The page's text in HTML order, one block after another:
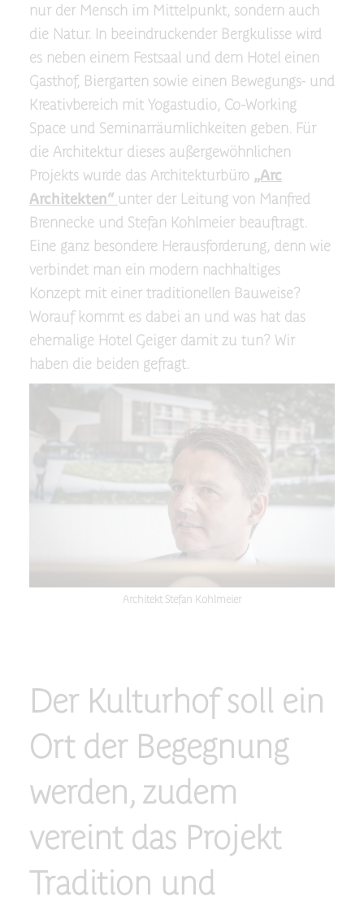
nur der Mensch im Mittelpunkt, sondern auch
die Natur. In beeindruckender Bergkulisse wird
es neben einem Festsaal und dem Hotel einen
Gasthof, Biergarten sowie einen Bewegungs- und
Kreativbereich mit Yogastudio, Co-Working
Space und Seminarräumlichkeiten geben. Für
die Architektur dieses außergewöhnlichen
Projekts wurde das Architekturbüro „Arc
Architekten“ unter der Leitung von Manfred
Brennecke und Stefan Kohlmeier beauftragt.
Eine ganz besondere Herausforderung, denn wie
verbindet man ein modern nachhaltiges
Konzept mit einer traditionellen Bauweise?
Worauf kommt es dabei an und was hat das
ehemalige Hotel Geiger damit zu tun? Wir
haben die beiden gefragt.
Architekt Stefan Kohlmeier
Der Kulturhof soll ein
Ort der Begegnung
werden, zudem
vereint das Projekt
Tradition und